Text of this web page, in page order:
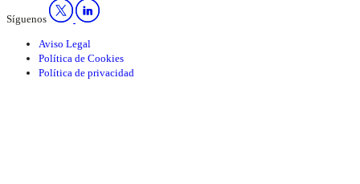
Síguenos
Aviso Legal
Política de Cookies
Política de privacidad